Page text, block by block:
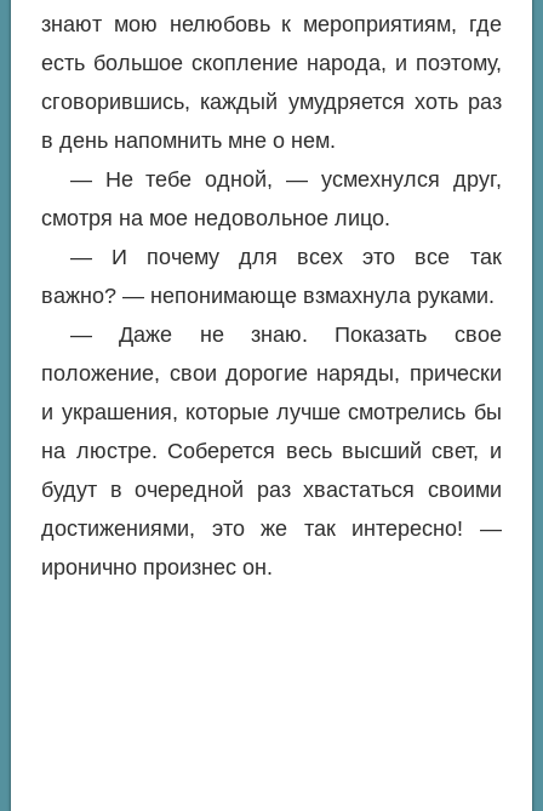
знают мою нелюбовь к мероприятиям, где
есть большое скопление народа, и поэтому,
сговорившись, каждый умудряется хоть раз
в день напомнить мне о нем.
— Не тебе одной, — усмехнулся друг,
смотря на мое недовольное лицо.
— И почему для всех это все так
важно? — непонимающе взмахнула руками.
— Даже не знаю. Показать свое
положение, свои дорогие наряды, прически
и украшения, которые лучше смотрелись бы
на люстре. Соберется весь высший свет, и
будут в очередной раз хвастаться своими
достижениями, это же так интересно! —
иронично произнес он.